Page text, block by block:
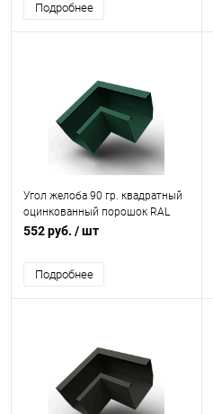
Подробнее
Угол желоба 90 гр. квадратный
оцинкованный порошок RAL
6028
552 руб. / шт
Подробнее